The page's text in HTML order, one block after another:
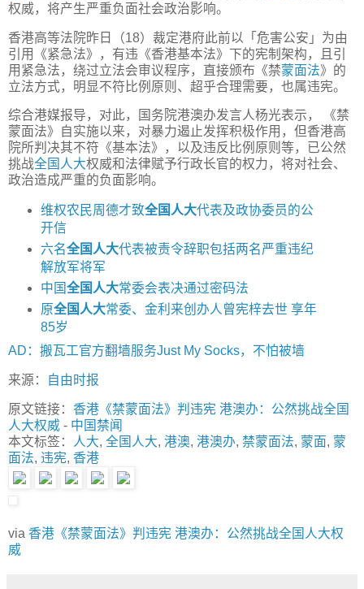
权威，将产生严重负面社会政治影响。
香港高等法院昨日（18）裁定港府此前以「危害公安」为由
引用《紧急法》，有违《香港基本法》下的宪制架构，且引
用紧急法，绕过立法会审议程序，直接颁布《禁蒙面法》的
立法方式，明显不符比例原则、超乎合理需要，也属违宪。
综合港媒报导，对此，国务院港澳办发言人杨光表示， 《禁
蒙面法》自实施以来，对暴力遏止发挥积极作用，但香港高
院所判决其不符《基本法》，以及违反比例原则等，已公然
挑战全国人大权威和法律赋予行政长官的权力，将对社会、
政治造成严重的负面影响。
维权农民周德才致全国人大代表及政协委员的公
开信
六名全国人大代表被责令辞职包括两名严重违纪
解放军将军
中国全国人大常委会表决通过密码法
原全国人大常委、金利来创办人曾宪梓去世 享年
85岁
AD：搬瓦工官方翻墙服务Just My Socks，不怕被墙
来源： 自由时报
原文链接： 香港《禁蒙面法》判违宪 港澳办：公然挑战全国
人大权威 - 中国禁闻
本文标签：
人大, 全国人大, 港澳, 港澳办, 禁蒙面法, 蒙面, 蒙
面法, 违宪, 香港
via 香港《禁蒙面法》判违宪 港澳办：公然挑战全国人大权
威